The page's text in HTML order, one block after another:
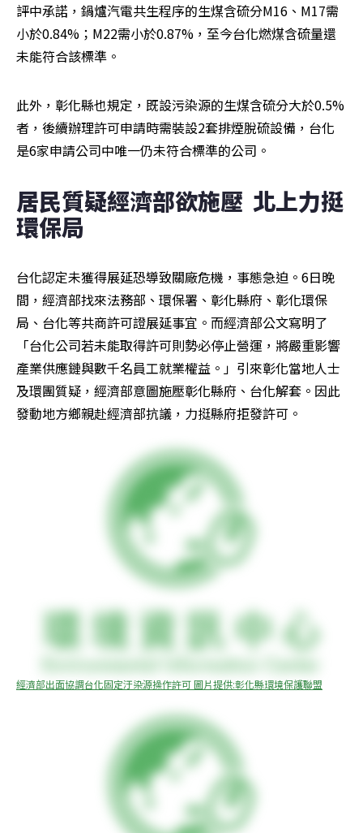
評中承諾，鍋爐汽電共生程序的生煤含硫分M16、M17需
小於0.84%；M22需小於0.87%，至今台化燃煤含硫量還
未能符合該標準。
此外，彰化縣也規定，既設污染源的生煤含硫分大於0.5%
者，後續辦理許可申請時需裝設2套排煙脫硫設備，台化
是6家申請公司中唯一仍未符合標準的公司。
居民質疑經濟部欲施壓  北上力挺
環保局
台化認定未獲得展延恐導致關廠危機，事態急迫。6日晚
間，經濟部找來法務部、環保署、彰化縣府、彰化環保
局、台化等共商許可證展延事宜。而經濟部公文寫明了
「台化公司若未能取得許可則勢必停止營運，將嚴重影響
產業供應鏈與數千名員工就業權益。」引來彰化當地人士
及環團質疑，經濟部意圖施壓彰化縣府、台化解套。因此
發動地方鄉親赴經濟部抗議，力挺縣府拒發許可。
經濟部出面協調台化固定汙染源操作許可 圖片提供:彰化縣環境保護聯盟